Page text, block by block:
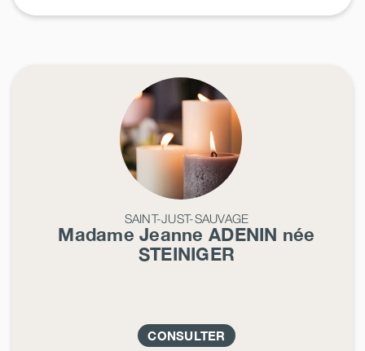
SAINT-JUST-SAUVAGE
Madame JeanneADENIN née
STEINIGER
CONSULTER